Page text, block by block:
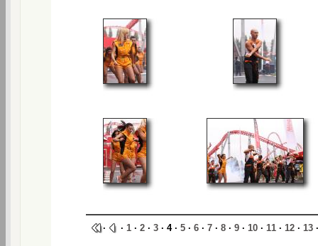
· · 1· 2· 3· 4 · 5· 6· 7· 8· 9· 10· 11· 12· 13